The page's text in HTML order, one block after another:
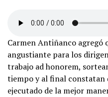
Carmen Antiñanco agregó
angustiante para los
trabajo ad honorem,
tiempo y al final constatan
ejecutado de la mejor